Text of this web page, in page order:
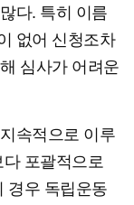
다. 특히 이름
없어 신청조차
심사가 어려운
속적으로 이루
포괄적으로
경우 독립운동